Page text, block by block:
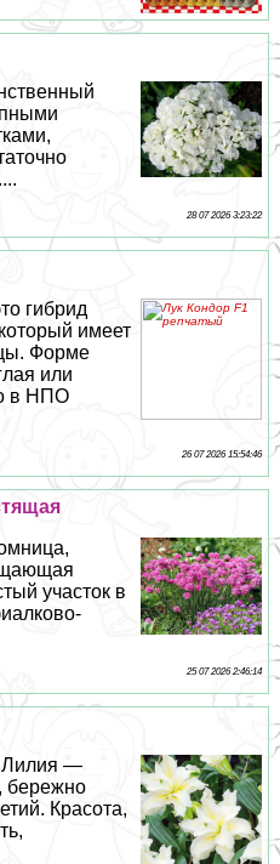
28 07 2026 3:23:22
гибрид
имеет
Форме
или
в НПО
26 07 2026 15:54:46
участок в
25 07 2026 2:46:14
Лилия —
бережно
Красота,